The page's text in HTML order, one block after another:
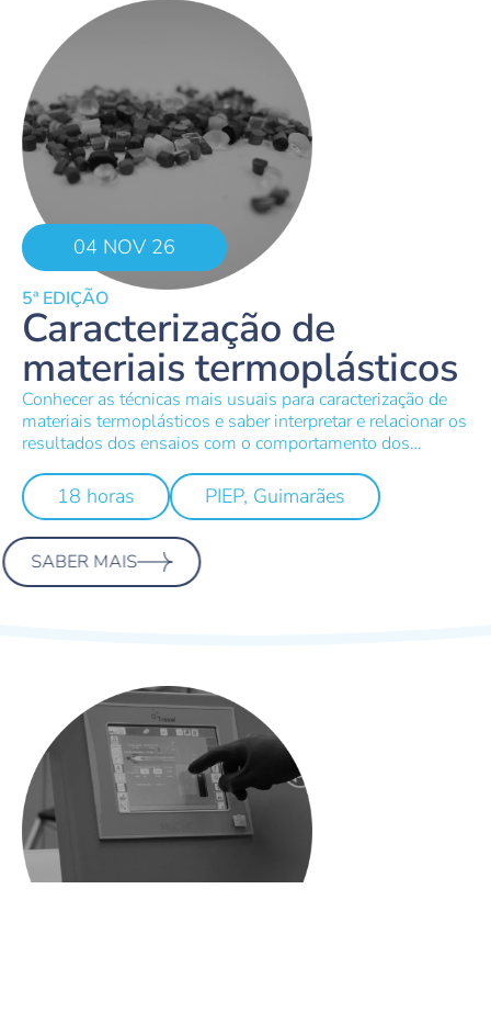
04 NOV 26
5ª EDIÇÃO
Caracterização de
materiais termoplásticos
Conhecer as técnicas mais usuais para caracterização de
materiais termoplásticos e saber interpretar e relacionar os
resultados dos ensaios com o comportamento dos
18 horas PIEP, Guimarães
SABER MAIS